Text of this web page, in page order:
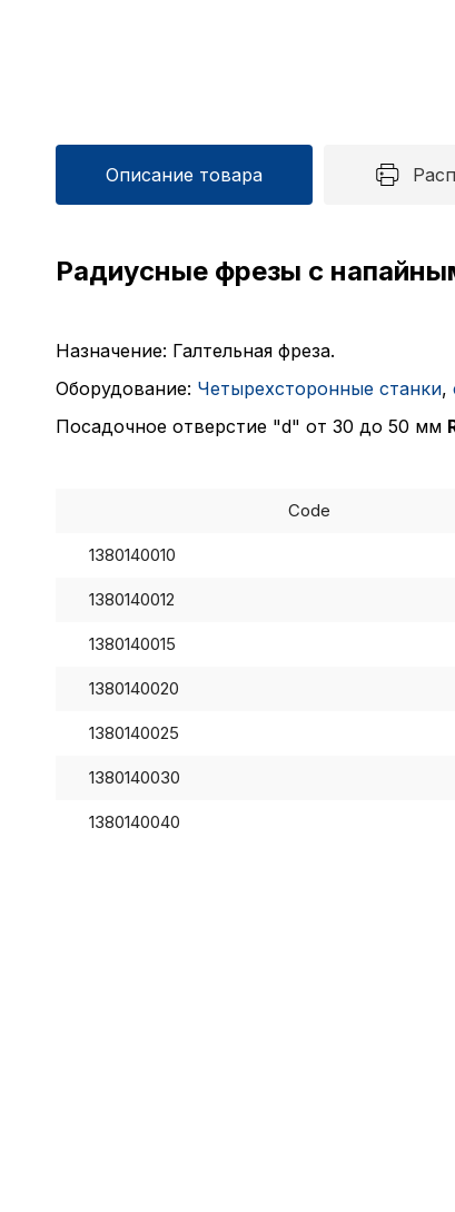
Описание товара
Радиусные фрезы с
Назначение: Галтельная фреза.
Оборудование: Четырехсторонные станки,
Посадочное отверстие "d" от 30 до 50 мм
Code
1380140010
1380140012
1380140015
1380140020
1380140025
1380140030
1380140040